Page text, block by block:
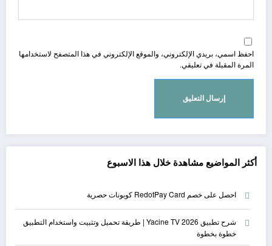
احفظ اسمي، بريدي الإلكتروني، والموقع الإلكتروني في هذا المتصفح لاستخدامها
المرة المقبلة في تعليقي.
أكثر المواضيع مشاهدة خلال هذا الاسبوع
احصل على خصم RedotPay Card كوبونات حصرية
شرح تطبيق Yacine TV 2026 | طريقة تحميل وتثبيت واستخدام التطبيق
خطوة بخطوة